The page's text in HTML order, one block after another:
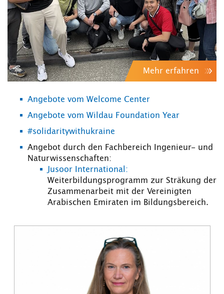
Mehr erfahren
Angebote vom Welcome Center
Angebote vom Wildau Foundation Year
#solidaritywithukraine
Angebot durch den Fachbereich Ingenieur- und
Naturwissenschaften:
Jusoor International:
Weiterbildungsprogramm zur Sträkung der
Zusammenarbeit mit der Vereinigten
Arabischen Emiraten im Bildungsbereich.